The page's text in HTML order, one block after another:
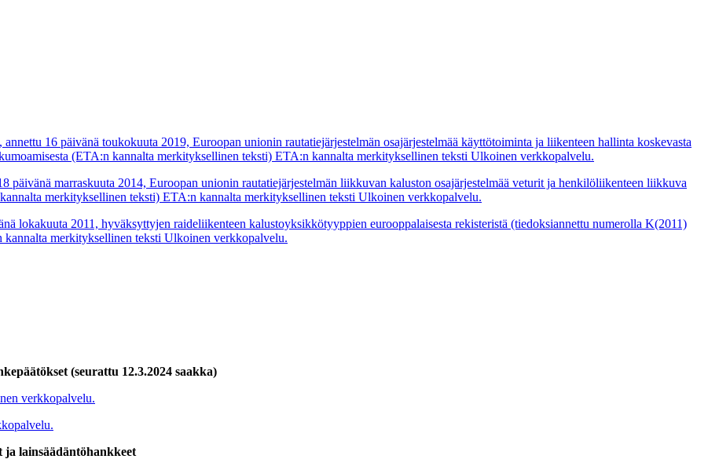
16 päivänä toukokuuta 2019, Euroopan unionin rautatiejärjestelmän osajärjestelmää käyttötoiminta ja liikenteen hallinta koskevasta
(ETA:n kannalta merkityksellinen teksti) ETA:n kannalta merkityksellinen teksti Ulkoinen verkkopalvelu.
marraskuuta 2014, Euroopan unionin rautatiejärjestelmän liikkuvan kaluston osajärjestelmää veturit ja henkilöliikenteen liikkuva
merkityksellinen teksti) ETA:n kannalta merkityksellinen teksti Ulkoinen verkkopalvelu.
lokakuuta 2011, hyväksyttyjen raideliikenteen kalustoyksikkötyyppien eurooppalaisesta rekisteristä (tiedoksiannettu numerolla K(2011)
merkityksellinen teksti Ulkoinen verkkopalvelu.
(seurattu 12.3.2024 saakka)
verkkopalvelu.
lainsäädäntöhankkeet